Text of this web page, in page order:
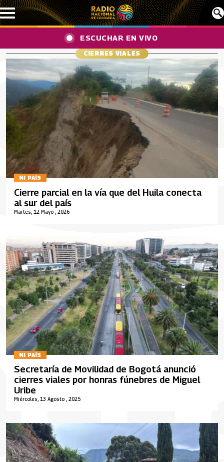
Pasar al contenido principal
ESCUCHAR EN VIVO
CIERRES VIALES
MI PAÍS
Martes, 12 Mayo , 2026
Cierre parcial en la vía que del Huila conecta
al sur del país
MI PAÍS
Miércoles, 13 Agosto , 2025
Secretaría de Movilidad de Bogotá anunció
cierres viales por honras fúnebres de Miguel
Uribe